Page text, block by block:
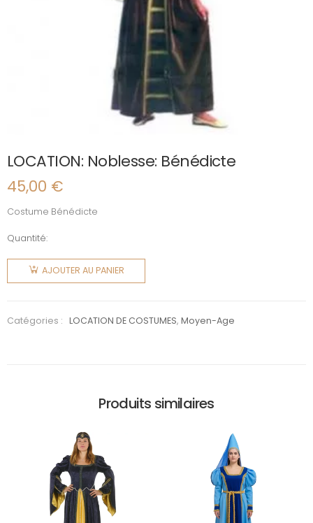
LOCATION: Noblesse: Bénédicte
45,00 €
Costume Bénédicte
Quantité:
quantité
LOCATION:
Bénédicte
AJOUTER AU PANIER
Catégories : LOCATION DE COSTUMES,Moyen-Age
Produits similaires